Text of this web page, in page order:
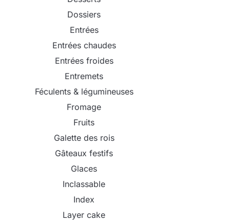
Dossiers
Entrées
Entrées chaudes
Entrées froides
Entremets
Féculents & légumineuses
Fromage
Fruits
Galette des rois
Gâteaux festifs
Glaces
Inclassable
Index
Layer cake